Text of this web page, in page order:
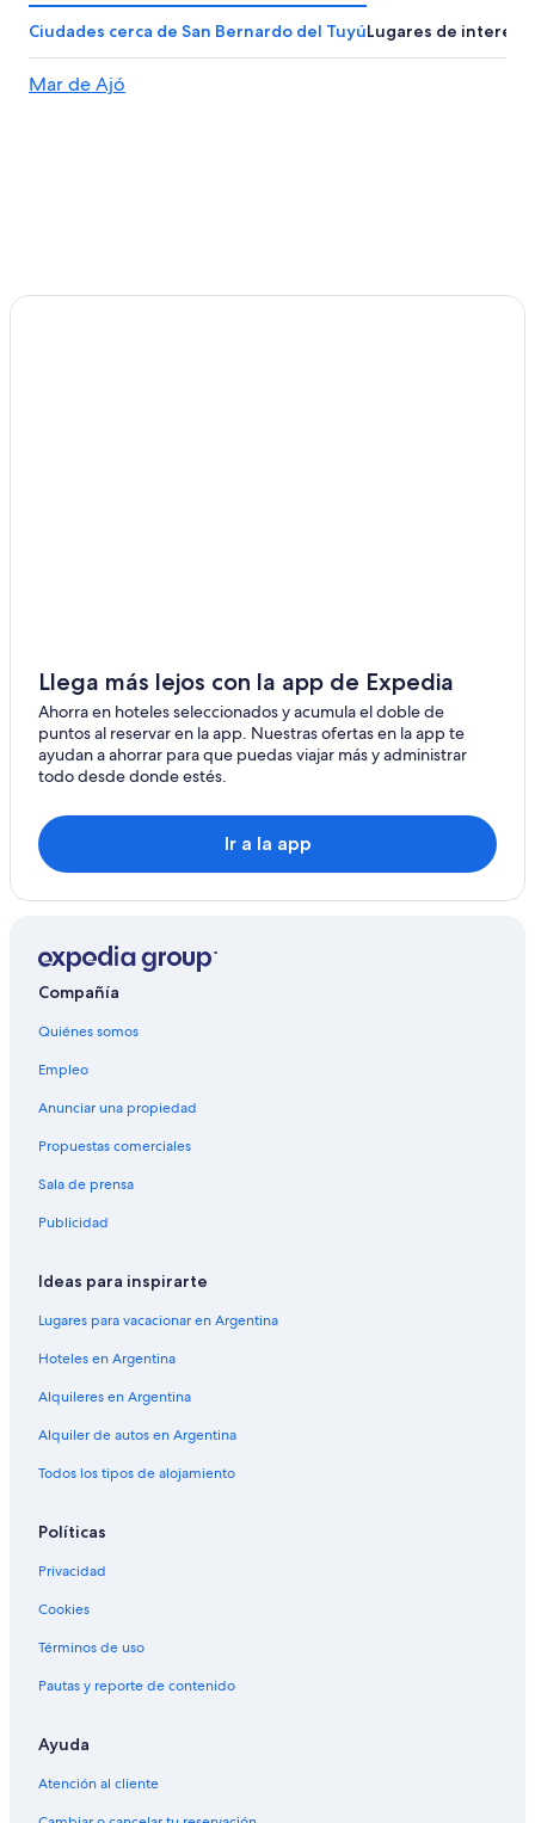
Alquiler de autos en Mar de Ajó
Alquiler de autos cerca de Partido de General Lavalle
Alquiler de autos en Lucila del Mar
Autos de alquiler en el aeropuerto de Santa Teresita
Ciudades cerca de San Bernardo del TuyúLugares de interés
Mar de Ajó
Llega más lejos con la app de Expedia
Ahorra en hoteles seleccionados y acumula el doble de
puntos al reservar en la app. Nuestras ofertas en la app te
ayudan a ahorrar para que puedas viajar más y administrar
todo desde donde estés.
Ir a la app
Compañía
Quiénes somos
Empleo
Anunciar una propiedad
Propuestas comerciales
Sala de prensa
Publicidad
Ideas para inspirarte
Lugares para vacacionar en Argentina
Hoteles en Argentina
Alquileres en Argentina
Alquiler de autos en Argentina
Todos los tipos de alojamiento
Políticas
Privacidad
Cookies
Términos de uso
Pautas y reporte de contenido
Ayuda
Atención al cliente